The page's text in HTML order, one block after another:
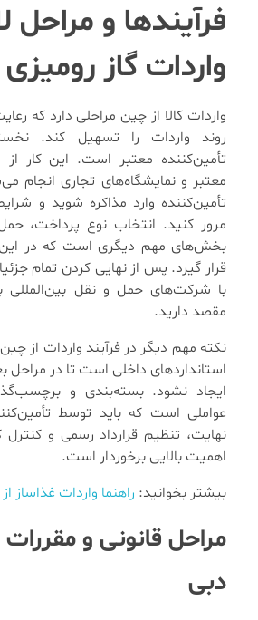
فرآیندها و مراحل
واردات گاز
واردات کالا از چین مراحلی دارد که
روند واردات را تسهیل کند.
تأمین‌کننده معتبر است. این کار
معتبر و نمایشگاه‌های تجاری انجام
تأمین‌کننده وارد مذاکره شوید و
مرور کنید. انتخاب نوع پرداخت،
بخش‌های مهم دیگری است که در این
قرار گیرد. پس از نهایی کردن تمام
با شرکت‌های حمل و نقل بین‌المللی
مقصد دارید.
نکته مهم دیگر در فرآیند واردات از
استانداردهای داخلی است تا در مراحل
ایجاد نشود. بسته‌بندی و
عواملی است که باید توسط
نهایت، تنظیم قرارداد رسمی و کنترل
اهمیت بالایی برخوردار است.
بیشتر بخوانید: راهنما واردات غذاساز
مراحل قانونی و مقررات
دبی